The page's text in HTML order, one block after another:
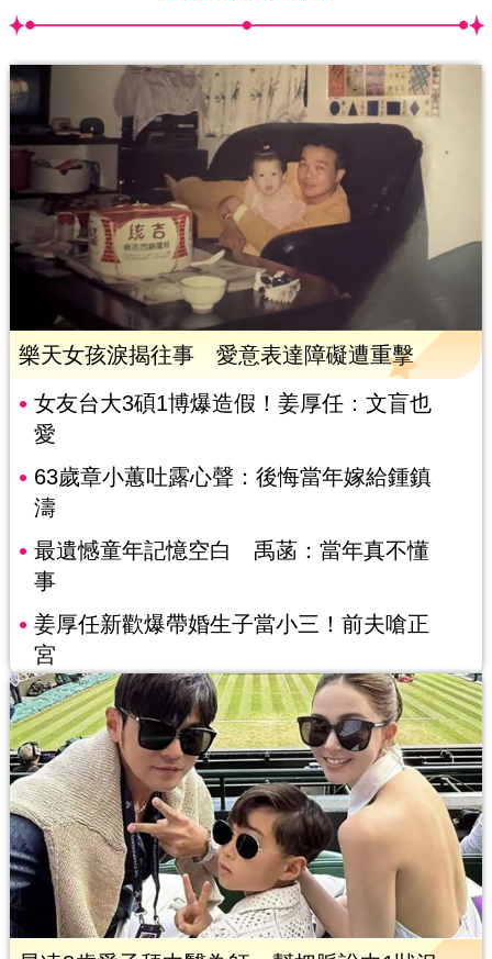
樂天女孩淚揭往事 愛意表達障礙遭重擊
女友台大3碩1博爆造假！姜厚任：文盲也
愛
63歲章小蕙吐露心聲：後悔當年嫁給鍾鎮
濤
最遺憾童年記憶空白 禹菡：當年真不懂
事
姜厚任新歡爆帶婚生子當小三！前夫嗆正
宮